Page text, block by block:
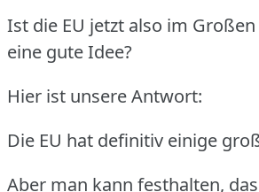
Ist die EU jetzt also im
eine gute Idee?
Hier ist unsere Antwort:
Die EU hat definitiv einige
Aber man kann festhalten,